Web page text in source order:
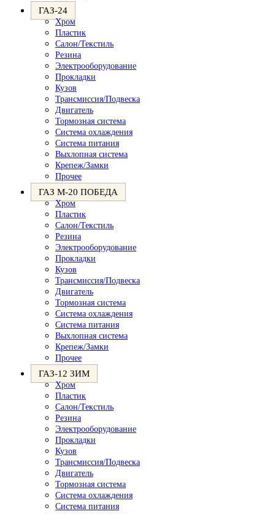
ГАЗ-24
Хром
Пластик
Салон/Текстиль
Резина
Электрооборудование
Прокладки
Кузов
Трансмиссия/Подвеска
Двигатель
Тормозная система
Система охлаждения
Система питания
Выхлопная система
Крепеж/Замки
Прочее
ГАЗ М-20 ПОБЕДА
Хром
Пластик
Салон/Текстиль
Резина
Электрооборудование
Прокладки
Кузов
Трансмиссия/Подвеска
Двигатель
Тормозная система
Система охлаждения
Система питания
Выхлопная система
Крепеж/Замки
Прочее
ГАЗ-12 ЗИМ
Хром
Пластик
Салон/Текстиль
Резина
Электрооборудование
Прокладки
Кузов
Трансмиссия/Подвеска
Двигатель
Тормозная система
Система охлаждения
Система питания